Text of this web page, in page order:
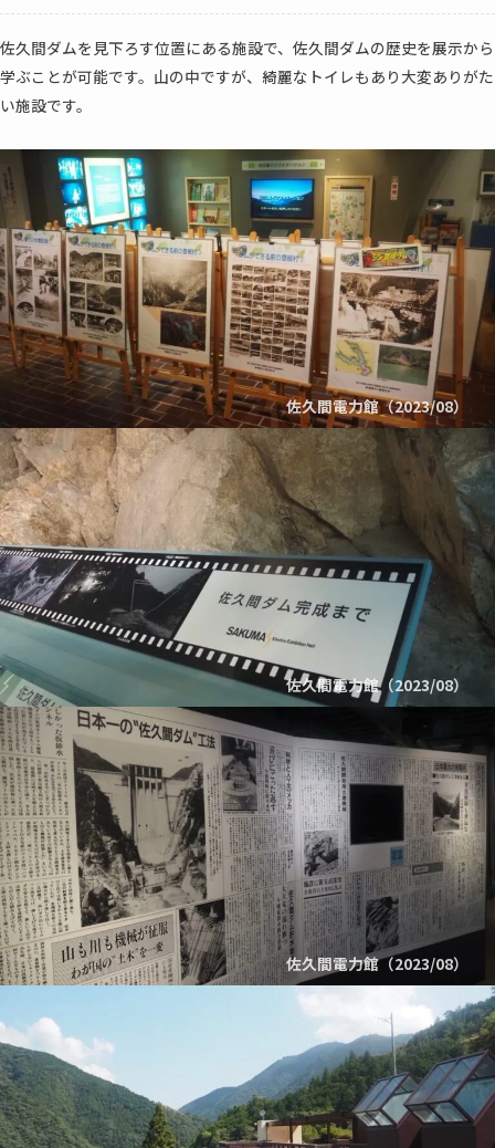
佐久間ダムを見下ろす位置にある施設で、佐久間ダムの歴史を展示から
学ぶことが可能です。山の中ですが、綺麗なトイレもあり大変ありがた
い施設です。
佐久間電力館（2023/08）
佐久間電力館（2023/08）
佐久間電力館（2023/08）